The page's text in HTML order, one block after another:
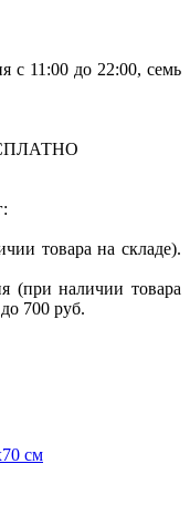
с 11:00 до 22:00, семь
товара на складе).
(при наличии товара
700 руб.
см